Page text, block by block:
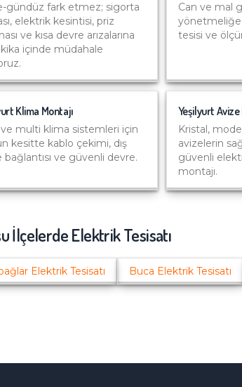
gündüz fark etmez; sigorta
elektrik kesintisi, priz
ve kısa devre arızalarına
içinde müdahale
Can ve mal
tesisi ve
Klima Montajı
multi klima sistemleri için
kesitte kablo çekimi, dış
bağlantısı ve güvenli devre.
Yeşilyurt Avize
Kristal,
avizelerin
güvenli
montajı.
İlçelerdeElektrik Tesisatı
Elektrik Tesisatı Buca Elektrik Tesisatı